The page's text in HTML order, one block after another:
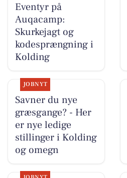
Eventyr på
Auqacamp:
Skurkejagt og
kodesprængning i
Kolding
JOBNYT
Savner du nye
græsgange? - Her
er nye ledige
stillinger i Kolding
og omegn